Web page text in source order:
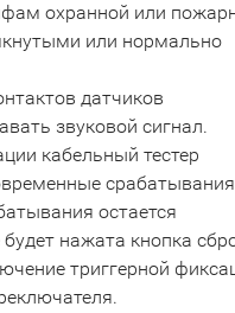
охранной или
или нормально
датчиков
звуковой сигнал.
кабельный тестер
остается
нажата кнопка
триггерной